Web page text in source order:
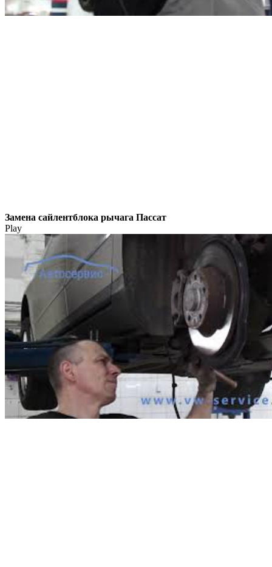
Замена сайлентблока рычага Пассат
Play